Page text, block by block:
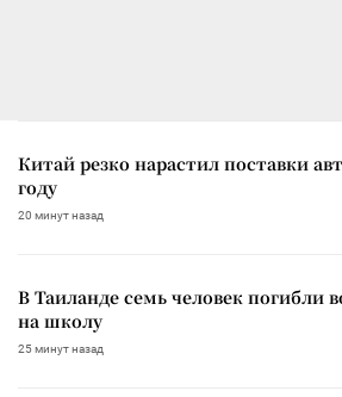
Китай резко нарастил поставки
году
20 минут назад
В Таиланде семь человек погибли
на школу
25 минут назад